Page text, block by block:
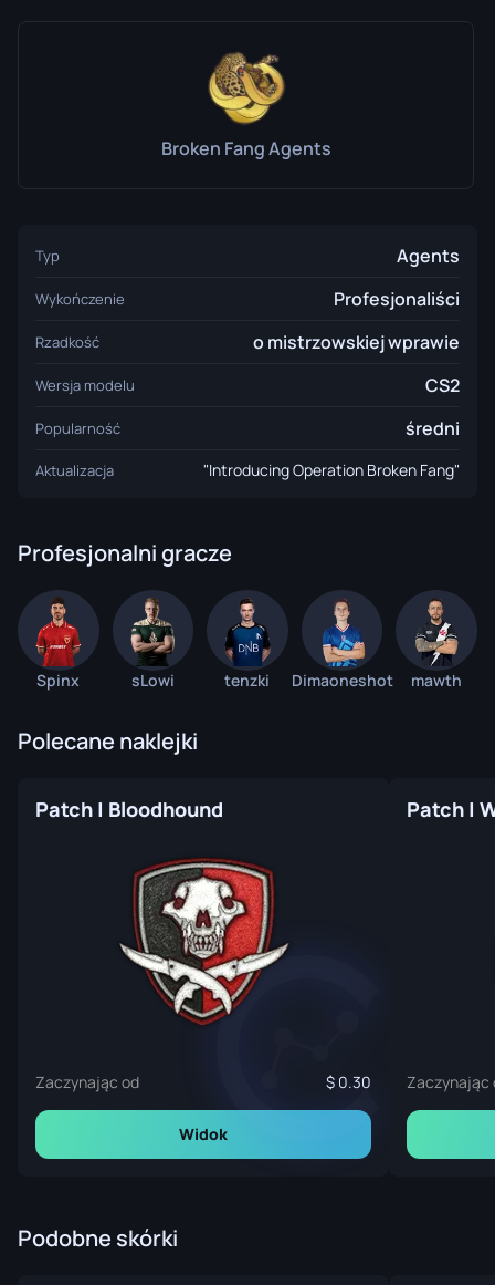
Broken Fang Agents
Typ Agents
Wykończenie Profesjonaliści
Rzadkość o mistrzowskiej wprawie
Wersja modelu CS2
Popularność średni
Aktualizacja "Introducing Operation Broken Fang"
Profesjonalni gracze
Spinx sLowi tenzki Dimaoneshot mawth
Polecane naklejki
Patch | Bloodhound
Zaczynając od 0.30
Widok
Patch |
Zaczynając
Podobne skórki